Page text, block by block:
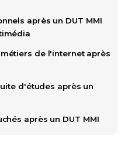
après un DUT MMI
de l'internet après
d'études après un
après un DUT MMI